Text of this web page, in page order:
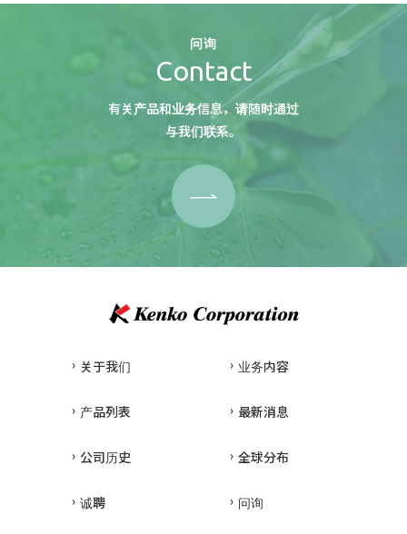
问询
Contact
有关产品和业务信息，请随时通过
与我们联系。
关于我们 业务内容
产品列表 最新消息
公司历史 全球分布
诚聘 问询